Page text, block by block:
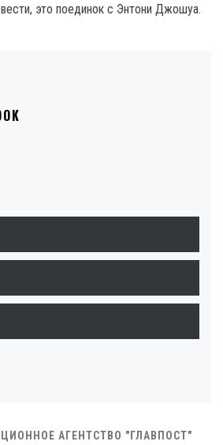
это поединок с Энтони Джошуа.
АГЕНТСТВО "ГЛАВПОСТ"